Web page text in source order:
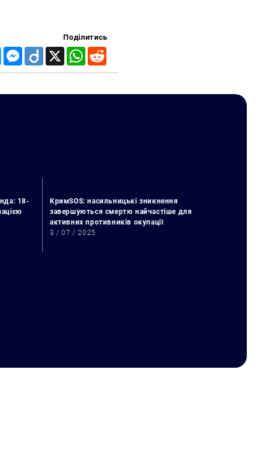
Поділитись
TelegramMessenger
Diigo X WhatsApp
18-
КримSOS: насильницькі зникнення
завершуються смертю найчастіше для
активних противників окупації
3 / 07 / 2025